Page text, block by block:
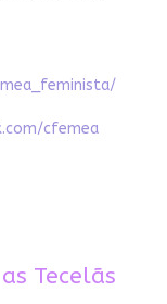
cfemea
Tecelãs